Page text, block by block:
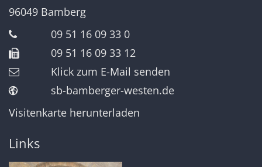
96049 Bamberg
09 51 16 09 33 0
09 51 16 09 33 12
Klick zum E-Mail senden
sb-bamberger-westen.de
Visitenkarte herunterladen
Links